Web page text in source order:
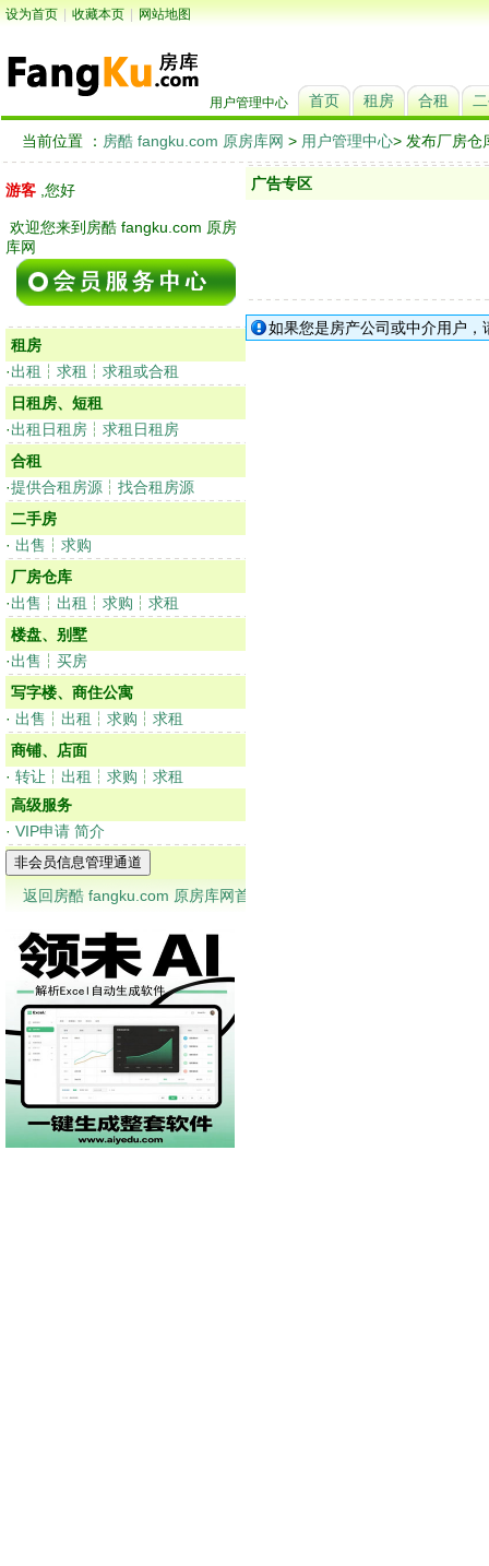
设为首页 | 收藏本页 | 网站地图
用户管理中心 首页 租房 合租
当前位置 ： 房酷 fangku.com 原房库网 > 用户管理中心> 发布厂房仓
游客 ,您好
欢迎您来到房酷 fangku.com 原房
库网
租房
·出租 ┆ 求租 ┆ 求租或合租
日租房、短租
·出租日租房 ┆ 求租日租房
合租
·提供合租房源 ┆ 找合租房源
二手房
· 出售 ┆ 求购
厂房仓库
·出售 ┆ 出租 ┆ 求购 ┆ 求租
楼盘、别墅
·出售 ┆ 买房
写字楼、商住公寓
· 出售 ┆ 出租 ┆ 求购 ┆ 求租
商铺、店面
· 转让 ┆ 出租 ┆ 求购 ┆ 求租
高级服务
· VIP申请 简介
返回房酷 fangku.com 原房库网首页
广告专区
如果您是房产公司或中介用户，